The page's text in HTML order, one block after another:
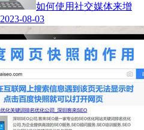
如何使用社交媒体来增
2023-08-03